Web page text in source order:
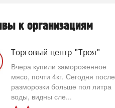
к организациям
Торговый центр "Троя"
Вчера купили замороженное
мясо, почти 4кг. Сегодня после
разморозки больше пол литра
воды, видны сле...